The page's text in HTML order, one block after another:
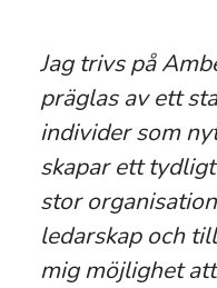
Jag trivs på
präglas av ett
individer som
skapar ett
stor
ledarskap och
mig möjlighet